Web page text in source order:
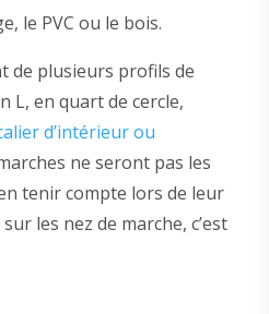
le PVC ou le bois.
de plusieurs profils de
L, en quart de cercle,
d’intérieur ou
ne seront pas les
tenir compte lors de leur
les nez de marche, c’est